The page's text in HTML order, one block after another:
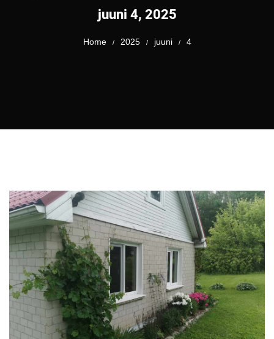
juuni 4, 2025
Home / 2025 / juuni / 4